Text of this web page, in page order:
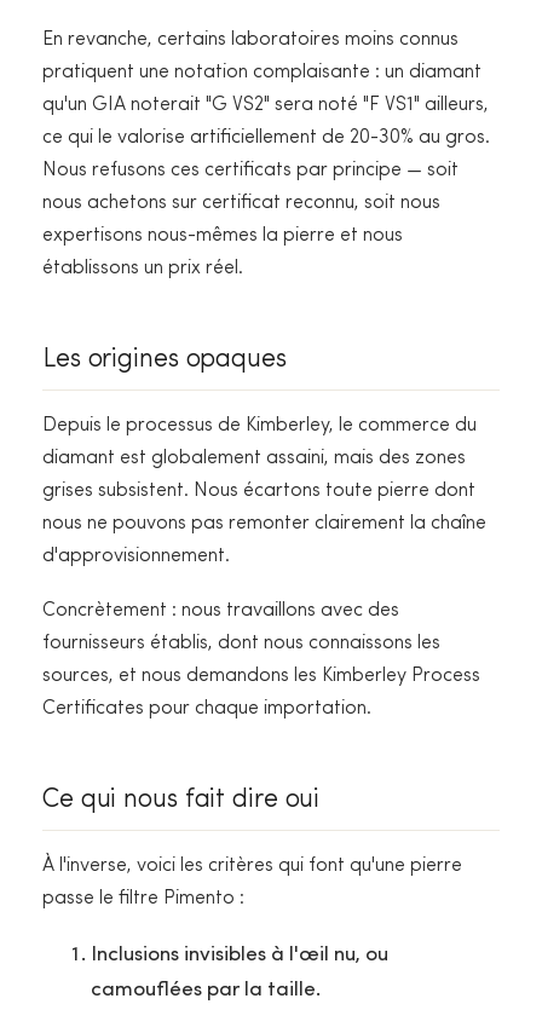
En revanche, certains laboratoires moins connus
pratiquent une notation complaisante : un diamant
qu'un GIA noterait "G VS2" sera noté "F VS1" ailleurs,
ce qui le valorise artificiellement de 20-30% au gros.
Nous refusons ces certificats par principe — soit
nous achetons sur certificat reconnu, soit nous
expertisons nous-mêmes la pierre et nous
établissons un prix réel.
Les origines opaques
Depuis le processus de Kimberley, le commerce du
diamant est globalement assaini, mais des zones
grises subsistent. Nous écartons toute pierre dont
nous ne pouvons pas remonter clairement la chaîne
d'approvisionnement.
Concrètement : nous travaillons avec des
fournisseurs établis, dont nous connaissons les
sources, et nous demandons les Kimberley Process
Certificates pour chaque importation.
Ce qui nous fait dire oui
À l'inverse, voici les critères qui font qu'une pierre
passe le filtre Pimento :
Inclusions invisibles à l'œil nu, ou
camouflées par la taille.